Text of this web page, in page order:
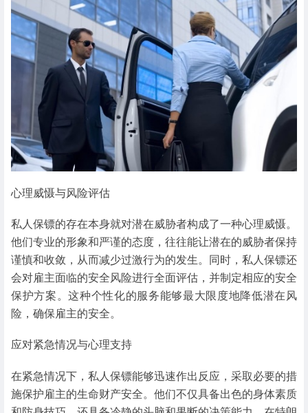
心理威慑与风险评估
私人保镖的存在本身就对潜在威胁者构成了一种心理威慑。
他们专业的形象和严谨的态度，往往能让潜在的威胁者保持
谨慎和收敛，从而减少过激行为的发生。同时，私人保镖还
会对雇主面临的安全风险进行全面评估，并制定相应的安全
保护方案。这种个性化的服务能够最大限度地降低潜在风
险，确保雇主的安全。
应对紧急情况与心理支持
在紧急情况下，私人保镖能够迅速作出反应，采取必要的措
施保护雇主的生命财产安全。他们不仅具备出色的身体素质